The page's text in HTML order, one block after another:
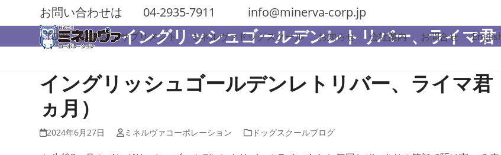
お問い合わせは 04-2935-7911 info@minerva-corp.jp
TOP 医薬品 サプリメント ミネルヴァドッグスクール お知らせ 会社案内 お問合せ
イングリッシュゴールデンレトリバー、ライマ君
イングリッシュゴールデンレトリバー、ライマ君
ヵ月）
2024年6月27日 ミネルヴァコーポレーション ドッグスクールブログ